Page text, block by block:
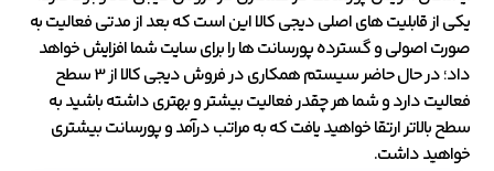
یکی از قابلیت های اصلی دیجی کالا این است که بعد از مدتی فعالیت به
صورت اصولی و گسترده پورسانت ها را برای سایت شما افزایش خواهد
داد؛ در حال حاضر سیستم همکاری در فروش دیجی کالا از 3 سطح
فعالیت دارد و شما هر چقدر فعالیت بیشتر و بهتری داشته باشید به
سطح بالاتر ارتقا خواهید یافت که به مراتب درآمد و پورسانت بیشتری
خواهید داشت.